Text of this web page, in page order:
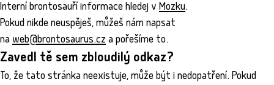
Interní brontosauří informace hledej v Mozku.
Pokud nikde neuspěješ, můžeš nám napsat
na web@brontosaurus.cza pořešíme to.
Zavedl tě sem zbloudilý odkaz?
To, že tato stránka neexistuje, může být i nedopatření. Pokud